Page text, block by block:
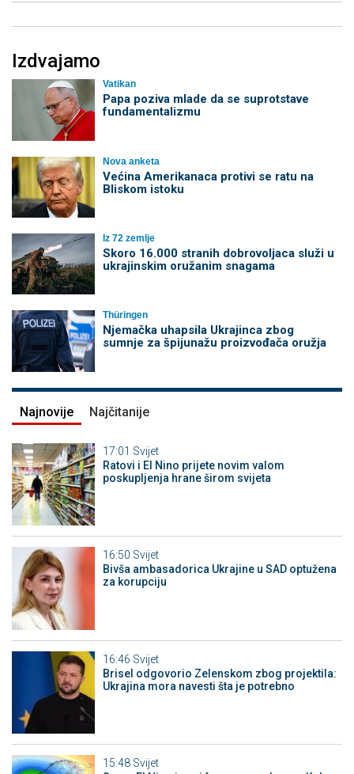
Izdvajamo
Vatikan
Papa poziva mlade da se suprotstave
fundamentalizmu
Nova anketa
Većina Amerikanaca protivi se ratu na
Bliskom istoku
Iz 72 zemlje
Skoro 16.000 stranih dobrovoljaca služi u
ukrajinskim oružanim snagama
Thüringen
Njemačka uhapsila Ukrajinca zbog
sumnje za špijunažu proizvođača oružja
Najnovije Najčitanije
17:01 Svijet
Ratovi i El Nino prijete novim valom
poskupljenja hrane širom svijeta
16:50 Svijet
Bivša ambasadorica Ukrajine u SAD optužena
za korupciju
16:46 Svijet
Brisel odgovorio Zelenskom zbog projektila:
Ukrajina mora navesti šta je potrebno
15:48 Svijet